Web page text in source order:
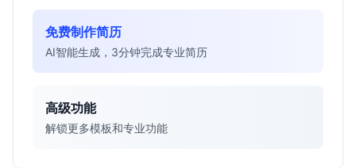
免费制作简历
AI智能生成，3分钟完成专业简历
高级功能
解锁更多模板和专业功能